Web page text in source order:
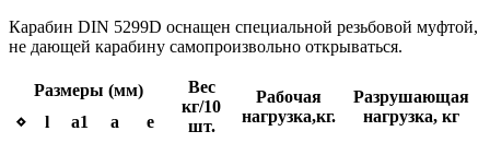
Карабин DIN 5299D оснащен специальной резьбовой муфтой,
не дающей карабину самопроизвольно открываться.
Размеры (мм)
Вес
кг/10
шт.
Рабочая
нагрузка,кг.
Разрушающая
нагрузка, кг
⋄ l a1 a
e